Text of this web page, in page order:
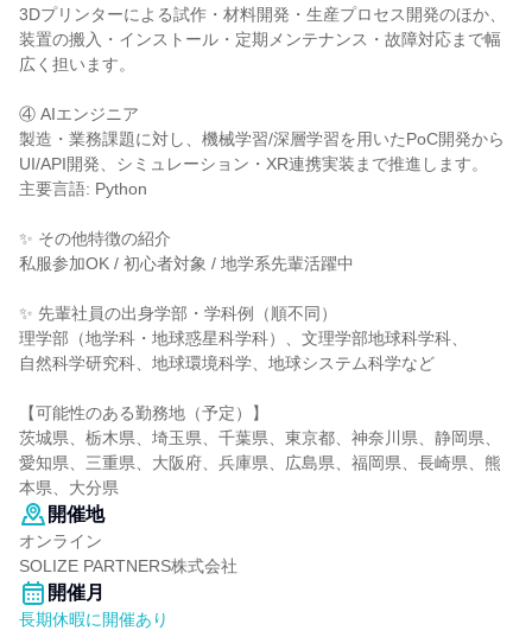
3Dプリンターによる試作・材料開発・生産プロセス開発のほか、
装置の搬入・インストール・定期メンテナンス・故障対応まで幅
広く担います。
④ AIエンジニア
製造・業務課題に対し、機械学習/深層学習を用いたPoC開発から
UI/API開発、シミュレーション・XR連携実装まで推進します。
主要言語: Python
✨ その他特徴の紹介
私服参加OK / 初心者対象 / 地学系先輩活躍中
✨ 先輩社員の出身学部・学科例（順不同）
理学部（地学科・地球惑星科学科）、文理学部地球科学科、
自然科学研究科、地球環境科学、地球システム科学など
【可能性のある勤務地（予定）】
茨城県、栃木県、埼玉県、千葉県、東京都、神奈川県、静岡県、
愛知県、三重県、大阪府、兵庫県、広島県、福岡県、長崎県、熊
本県、大分県
開催地
オンライン
SOLIZE PARTNERS株式会社
開催月
長期休暇に開催あり